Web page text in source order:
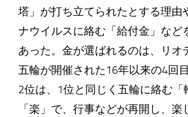
塔」が打ち立てられたとする理由
ナウイルスに絡む「給付金」など
あった。金が選ばれるのは、リオ
五輪が開催された16年以来の4回目
2位は、1位と同じく五輪に絡む「
「楽」で、行事などが再開し、楽